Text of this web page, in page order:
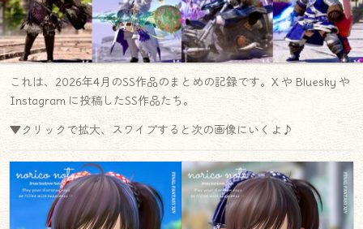
これは、2026年4月のSS作品のまとめの記録です。X や Bluesky や
Instagram に投稿したSS作品たち。
▼クリックで拡大、スワイプすると次の画像にいくよ♪